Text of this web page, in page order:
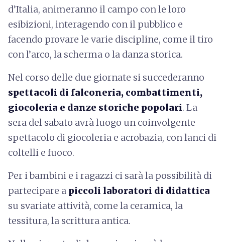
d’Italia, animeranno il campo con le loro
esibizioni, interagendo con il pubblico e
facendo provare le varie discipline, come il tiro
con l’arco, la scherma o la danza storica.
Nel corso delle due giornate si succederanno
spettacoli di falconeria, combattimenti,
giocoleria e danze storiche popolari. La
sera del sabato avrà luogo un coinvolgente
spettacolo di giocoleria e acrobazia, con lanci di
coltelli e fuoco.
Per i bambini e i ragazzi ci sarà la possibilità di
partecipare a piccoli laboratori di didattica
su svariate attività, come la ceramica, la
tessitura, la scrittura antica.